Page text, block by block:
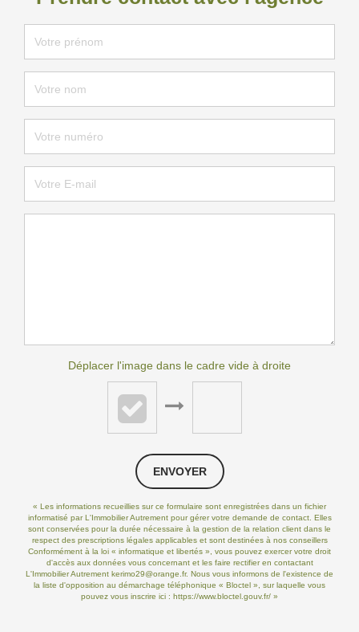
Déplacer l'image dans le cadre vide à droite
ENVOYER
« Les informations recueillies sur ce formulaire sont enregistrées dans un fichier
informatisé par L'Immobilier Autrement pour gérer votre demande de contact. Elles
sont conservées pour la durée nécessaire à la gestion de la relation client dans le
respect des prescriptions légales applicables et sont destinées à nos conseillers
Conformément à la loi « informatique et libertés », vous pouvez exercer votre droit
d'accès aux données vous concernant et les faire rectifier en contactant
L'Immobilier Autrement kerimo29@orange.fr. Nous vous informons de l'existence de
la liste d'opposition au démarchage téléphonique « Bloctel », sur laquelle vous
pouvez vous inscrire ici : https://www.bloctel.gouv.fr/ »